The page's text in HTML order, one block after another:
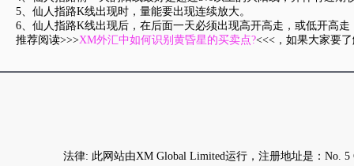
5、仙人指路K线出现时，量能要出现连续放大。
6、仙人指路K线出现后，在后面一天必须出现高开高走，或低开高
推荐阅读>>>XM外汇中如何识别黄昏星的买卖点?<<<，如果大家要
法律: 此网站由XM Global Limited运行，注册地址是：No.